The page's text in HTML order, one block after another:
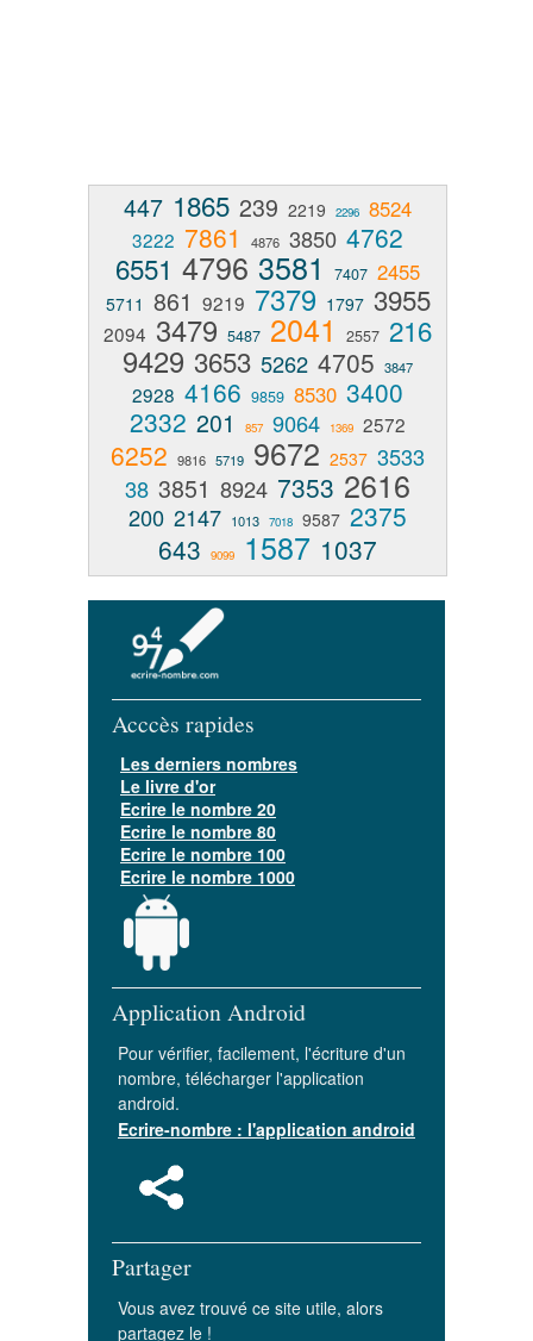
447 1865 239 2219 2296 8524
3222 7861 4876 3850 4762
6551 4796 3581 7407 2455
5711 861 9219 7379 1797 3955
2094 3479 5487 2041 2557 216
9429 3653 5262 4705 3847
2928 4166 9859 8530 3400
2332 201 857 9064 1369 2572
6252 9816 5719 9672 2537 3533
38 3851 8924 7353 2616
200 2147 1013 7018 9587 2375
643
9099 1587 1037
Acccès rapides
Les derniers nombres
Le livre d'or
Ecrire le nombre 20
Ecrire le nombre 80
Ecrire le nombre 100
Ecrire le nombre 1000
Application Android
Pour vérifier, facilement, l'écriture d'un
nombre, télécharger l'application
android.
Ecrire-nombre : l'application android
Partager
Vous avez trouvé ce site utile, alors
partagez le !